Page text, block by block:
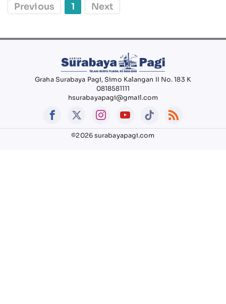
Previous 1 Next
Graha Surabaya Pagi, Simo Kalangan II No. 183 K
0818581111
hsurabayapagi@gmail.com
©2026 surabayapagi.com